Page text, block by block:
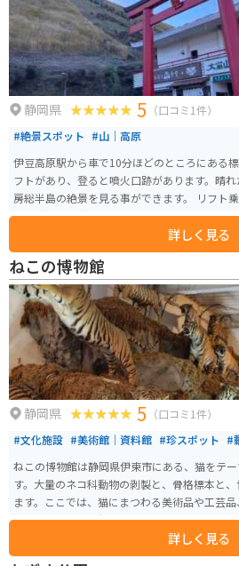
静岡県 5 （口コミ1件）
#絶景スポット #山｜高原
伊豆高原駅から車で10分ほどのところにある
フトがあり、登ると噴火口跡があります。晴れ
房総半島の絶景を見る事ができます。 リフト乗車料金は往復で大人700円、
小人（4歳以上）350円です。天候によっては
事前にwebサイトで確認しておくと良いです
きな駐車場があります。
詳しく見る
ねこの博物館
静岡県 5 （口コミ1件）
#文化施設 #美術館｜資料館 #珍スポット #
ねこの博物館は静岡県伊東市にある、猫をテ
す。大量のネコ科動物の剥製と、骨格標本と
ます。ここでは、猫にまつわる美術品や工芸
示されており、猫好きにはたまらない空間と
しい猫やかわいい猫と触れ合うことができる
種類・40匹の猫と直接交流できます。2階に
詳しく見る